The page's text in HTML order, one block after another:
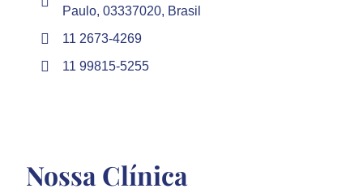
Paulo, 03337020, Brasil
11 2673-4269
11 99815-5255
Nossa Clínica